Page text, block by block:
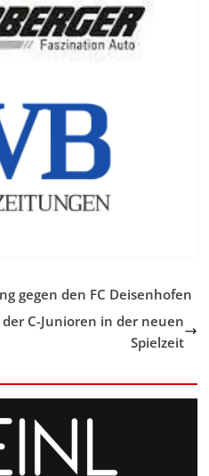
gegen den FC Deisenhofen
C-Junioren in der neuen
Spielzeit